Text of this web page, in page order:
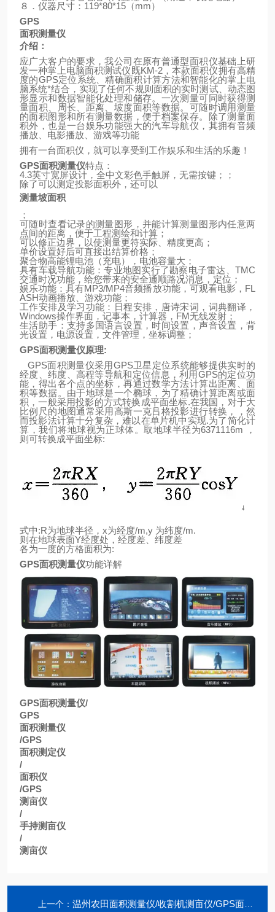
８．仪器尺寸： 119*80*15 （mm）
GPS
面积测量仪
介绍：
应广大客户的要求，我公司在原有普通型面积仪基础上研
发一种掌上电脑面积测试仪既KM-2，本款面积仪拥有高精
度的GPS定位系统、精确面积计算方法和智能化的掌上电
脑系统*结合，实现了任何不规则面积的实时测试、动态图
形显示和数据智能化处理和储存。一次测量可同时获得测
量面积、周长、距离、坡度面积等数据。可随时调用测量
的面积图形和所有测量数据，便于档案保存。除了测量面
积外，也是一台娱乐功能强大的汽车导航仪，其拥有音频
播放、电影播放、游戏等功能
拥有一台面积仪，就可以享受到工作娱乐和生活的乐趣！
GPS面积测量仪特点：
4.3英寸宽屏设计，全中文彩色手触屏，无需按键；；
除了可以测定投影面积外，还可以
测量坡面积
；
可随时查看记录的测量图形，并能计算测量图形内任意两
点间的距离，便于工程测绘和计算；
可以修正边界，以使测量更符实际、精度更高；
单价设置好后可直接出结算价格；
聚合物高能锂电池（充电），电池容量大；
具有车载导航功能：专业地图实行了勘察电子雷达、 TMC
交通时况功能，给您带来的安全通顺路况消息，定位；
娱乐功能：具有MP3/MP4音频播放功能，可观看电影， FL
ASH动画播放、游戏功能；
工作安排及学习功能：日程安排，唐诗宋词，词典翻译，
Windows操作界面，记事本，计算器， FM无线发射；
生活助手：支持多国语言设置，时间设置，声音设置，背
光设置，电源设置，文件管理，坐标调整；
GPS面积测量仪原理:
GPS面积测量仪采用GPS卫星定位系统能够提供实时的
经度、纬度、高程等导航和定位信息，利用GPS的定位功
能，得出各个点的坐标，再通过数学方法计算出距离、面
积等数据。由于地球是一个椭球，为了精确计算距离或面
积，一般采用投影的方式转换成平面坐标.在我国，对于大
比例尺的地图通常采用高斯一克吕格投影进行转换，，然
而投影法计算十分复杂，难以在单片机中实现.为了简化计
算，我们将地球视为正球体。取地球半径为6371116m
，
则可转换成平面坐标:
式中:R为地球半径， x为经度/m,y 为纬度/m.
则 在地球表面Y经度处，经度差、纬度差
各为一度的方格面积为:
GPS面积测量仪功能详解
GPS面积测量仪/
GPS
面积测量仪
/GPS
面积测定仪
/
面积仪
/GPS
测亩仪
/
手持测亩仪
/
测亩仪
上一个： 温州农田面积测量仪/收割机测亩仪/GPS面积仪